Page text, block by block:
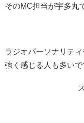
そのMC担当が宇多丸
ラジオパーソナリテ
強く感じる人も多いで